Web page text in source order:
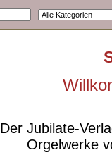
Der Jubilate-
Orgelwerke